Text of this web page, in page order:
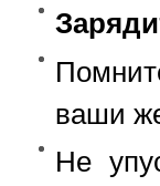
ваши
Не